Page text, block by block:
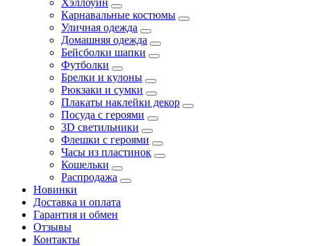
Карнавальные костюмы
Уличная одежда
Домашняя одежда
Бейсболки шапки
Футболки
Брелки и кулоны
Рюкзаки и сумки
Плакаты наклейки декор
Посуда с героями
3D светильники
Флешки с героями
Часы из пластинок
Кошельки
Распродажа
Новинки
Доставка и оплата
Гарантия и обмен
Отзывы
Контакты